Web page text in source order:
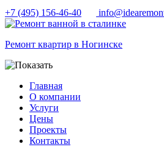
+7 (495) 156-46-40
Ремонт квартир в Ногинске
Главная
О компании
Услуги
Цены
Проекты
Контакты